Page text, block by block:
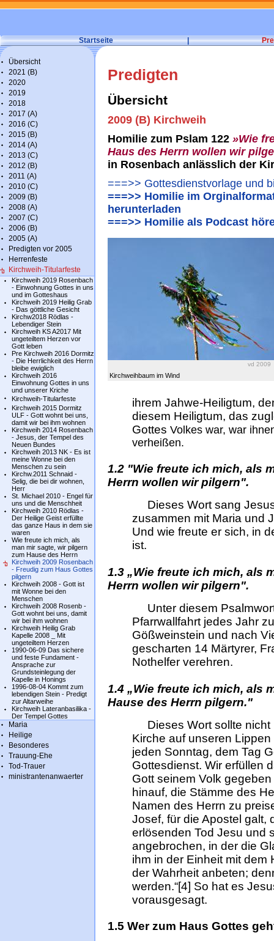
Startseite |
Übersicht
2021 (B)
2020
2019
2018
2017 (A)
2016 (C)
2015 (B)
2014 (A)
2013 (C)
2012 (B)
2011 (A)
2010 (C)
2009 (B)
2008 (A)
2007 (C)
2006 (B)
2005 (A)
Predigten vor 2005
Herrenfeste
Kirchweih-Titularfeste
Kirchweih 2019 Rosenbach
- Einwohnung Gottes in uns
und im Gotteshaus
Kirchweih 2019 Heilig Grab
- Das göttliche Gesicht
Kirchw2018 Rödlas -
Lebendiger Stein
Kirchweih KS A2017 Mit
ungeteiltem Herzen vor
Gott leben
Pre Kirchweih 2016 Dormitz
- Die Herrlichkeit des Herrn
bleibe ewiglich
Kirchweih 2016
Einwohnung Gottes in uns
und unserer Kriche
Kirchweih-Titularfeste
Kirchweih 2015 Dormitz
ULF - Gott wohnt bei uns,
damit wir bei ihm wohnen
Kirchweih 2014 Rosenbach
- Jesus, der Tempel des
Neuen Bundes
Kirchweih 2013 NK - Es ist
meine Wonne bei den
Menschen zu sein
Kirchw.2011 Schnaid -
Selig, die bei dir wohnen,
Herr
St. Michael 2010 - Engel für
uns und die Menschheit
Kirchweih 2010 Rödlas -
Der Heilige Geist erfüllte
das ganze Haus in dem sie
waren
Wie freute ich mich, als
man mir sagte, wir pilgern
zum Hause des Herrn
Kirchweih 2009 Rosenbach
- Freudig zum Haus Gottes
pilgern
Kirchweih 2008 - Gott ist
mit Wonne bei den
Menschen
Kirchweih 2008 Rosenb -
Gott wohnt bei uns, damit
wir bei ihm wohnen
Kirchweih Heilig Grab
Kapelle 2008 _ Mit
ungeteiltem Herzen
1990-06-09 Das sichere
und feste Fundament -
Ansprache zur
Grundsteinlegung der
Kapelle in Honings
1996-08-04 Kommt zum
lebendigen Stein - Predigt
zur Altarweihe
Kirchweih Lateranbasilika -
Der Tempel Gottes
Maria
Heilige
Besonderes
Trauung-Ehe
Tod-Trauer
ministrantenanwaerter
Predigten
Übersicht
2009 (B) Kirchweih
Homilie zum Pslam 122 »Wie
Haus des Herrn wollen wir
in Rosenbach anlässlich der
===>> Gottesdienstvorlage und
===>> Homilie im
herunterladen
===>> Homilie als Podcast
vd 2009
Kirchweihbaum im Wind
ihrem Jahwe-Heiligtum,
diesem Heiligtum, das
Gottes Volkes war, war
verheißen.
1.2 "Wie freute ich mich, als
Herrn wollen wir pilgern".
Dieses Wort sang
zusammen mit Maria und
Und wie freute er sich, in
ist.
1.3 „Wie freute ich mich, als
Herrn wollen wir pilgern".
Unter diesem
Pfarrwallfahrt jedes Jahr
Gößweinstein und nach
gescharten 14 Märtyrer,
Nothelfer verehren.
1.4 „Wie freute ich mich, als
Hause des Herrn pilgern."
Dieses Wort sollte nicht
Kirche auf unseren
jeden Sonntag, dem Tag
Gottesdienst. Wir erfüllen
Gott seinem Volk
hinauf, die Stämme des
Namen des Herrn zu
Josef, für die Apostel galt,
erlösenden Tod Jesu und
angebrochen, in der die
ihm in der Einheit mit dem
der Wahrheit anbeten;
werden.“[4] So hat es
vorausgesagt.
1.5 Wer zum Haus Gottes